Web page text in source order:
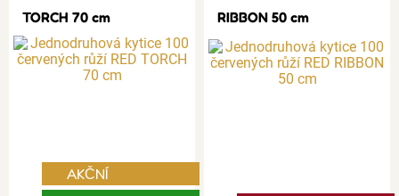
TORCH 70 cm
AKČNÍ
RIBBON 50 cm